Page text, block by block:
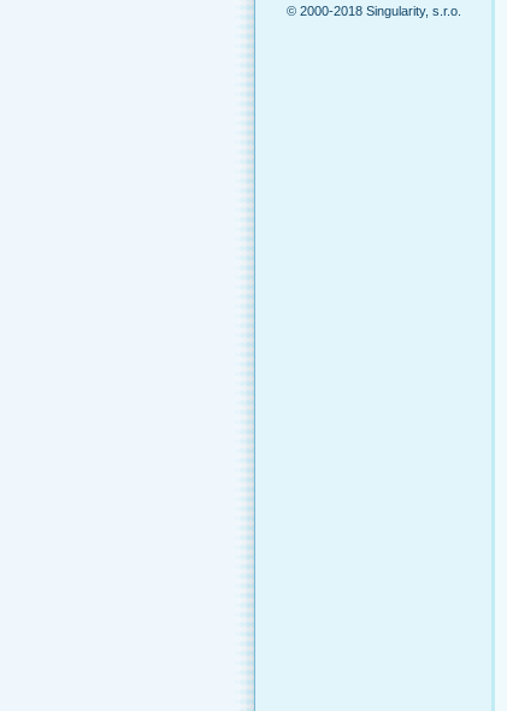
© 2000-2018 Singularity, s.r.o.